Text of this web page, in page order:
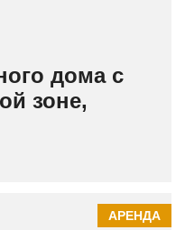
дома с
зоне,
АРЕНДА